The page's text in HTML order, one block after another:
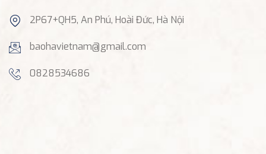
2P67+QH5, An Phú, Hoài Đức, Hà Nội
baohavietnam@gmail.com
0828534686